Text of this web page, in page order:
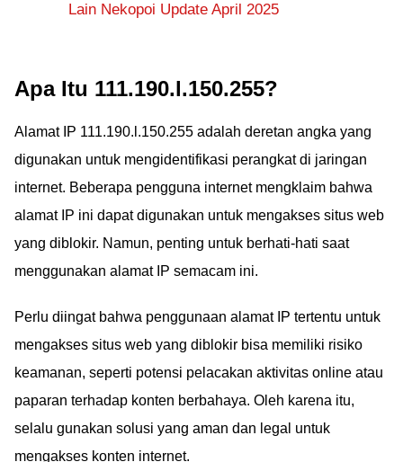
Lain Nekopoi Update April 2025
Apa Itu 111.190.l.150.255?
Alamat IP 111.190.l.150.255 adalah deretan angka yang
digunakan untuk mengidentifikasi perangkat di jaringan
internet. Beberapa pengguna internet mengklaim bahwa
alamat IP ini dapat digunakan untuk mengakses situs web
yang diblokir. Namun, penting untuk berhati-hati saat
menggunakan alamat IP semacam ini.
Perlu diingat bahwa penggunaan alamat IP tertentu untuk
mengakses situs web yang diblokir bisa memiliki risiko
keamanan, seperti potensi pelacakan aktivitas online atau
paparan terhadap konten berbahaya. Oleh karena itu,
selalu gunakan solusi yang aman dan legal untuk
mengakses konten internet.